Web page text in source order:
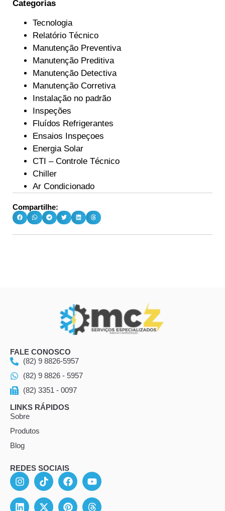
Categorias
Tecnologia
Relatório Técnico
Manutenção Preventiva
Manutenção Preditiva
Manutenção Detectiva
Manutenção Corretiva
Instalação no padrão
Inspeções
Fluídos Refrigerantes
Ensaios Inspeçoes
Energia Solar
CTI – Controle Técnico
Chiller
Ar Condicionado
Compartilhe:
FALE CONOSCO
(82) 9 8826-5957
(82) 9 8826 - 5957
(82) 3351 - 0097
LINKS RÁPIDOS
Sobre
Produtos
Blog
REDES SOCIAIS